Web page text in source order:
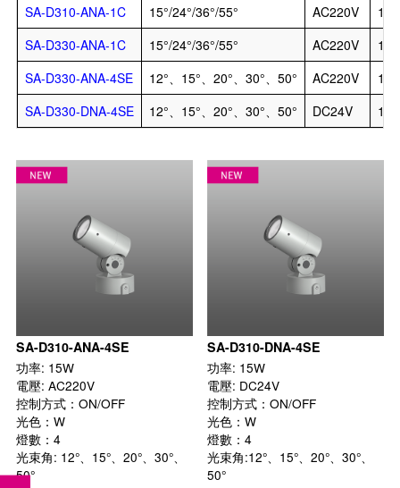
SA-D310-ANA-1C
15°/24°/36°/55° AC220V
SA-D330-ANA-1C
15°/24°/36°/55° AC220V
SA-D330-ANA-4SE
12°、15°、20°、30°、50° AC220V
SA-D330-DNA-4SE
12°、15°、20°、30°、50° DC24V
SA-D310-ANA-4SE
功率: 15W
電壓: AC220V
控制方式：ON/OFF
光色：W
燈數：4
光束角: 12°、15°、20°、30°、
50°
SA-D310-DNA-4SE
功率: 15W
電壓: DC24V
控制方式：ON/OFF
光色：W
燈數：4
光束角:12°、15°、20°、30°、
50°